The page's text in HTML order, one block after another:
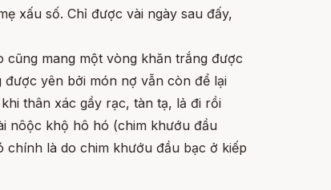
xấu số. Chỉ được vài ngày sau đấy,
cũng mang một vòng khăn trắng được
yên bởi món nợ vẫn còn để lại
thân xác gầy rạc, tàn tạ, lả đi rồi
nôộc khộ hô hó (chim khướu đầu
là do chim khướu đầu bạc ở kiếp